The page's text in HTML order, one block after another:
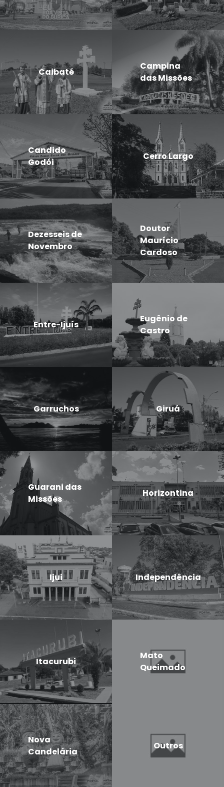
Caibaté
Campina
das Missões
Candido
Godói
Cerro Largo
Dezesseis de
Novembro
Doutor
Maurício
Cardoso
Entre-Ijuís
Eugênio de
Castro
Garruchos Giruá
Guarani das
Missões
Horizontina
Ijui Independência
Itacurubi
Mato
Queimado
Nova
Candelária
Outros